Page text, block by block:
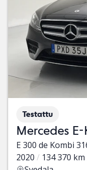
Testattu
Mercedes E-
E 300 de Kombi
2020
134 370 km